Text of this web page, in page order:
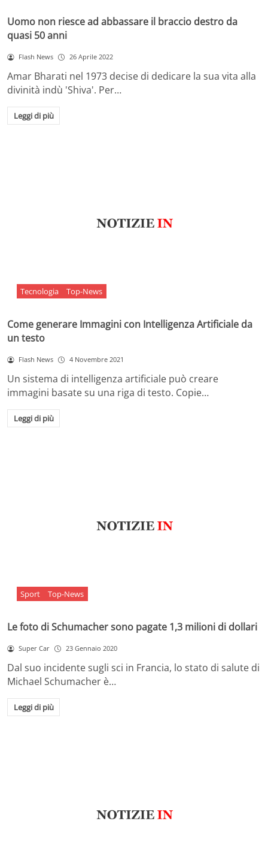
Uomo non riesce ad abbassare il braccio destro da
quasi 50 anni
Flash News 26 Aprile 2022
Amar Bharati nel 1973 decise di dedicare la sua vita alla
divinità indù 'Shiva'. Per…
Leggi di più
Tecnologia Top-News
Come generare Immagini con Intelligenza Artificiale da
un testo
Flash News 4 Novembre 2021
Un sistema di intelligenza artificiale può creare
immagini basate su una riga di testo. Copie…
Leggi di più
Sport Top-News
Le foto di Schumacher sono pagate 1,3 milioni di dollari
Super Car 23 Gennaio 2020
Dal suo incidente sugli sci in Francia, lo stato di salute di
Michael Schumacher è…
Leggi di più